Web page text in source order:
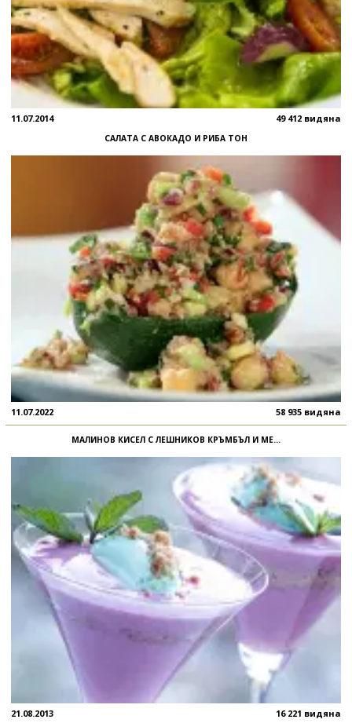
11.07.2014 49 412 видяна
САЛАТА С АВОКАДО И РИБА ТОН
11.07.2022 58 935 видяна
МАЛИНОВ КИСЕЛ С ЛЕШНИКОВ КРЪМБЪЛ И МЕ...
21.08.2013 16 221 видяна